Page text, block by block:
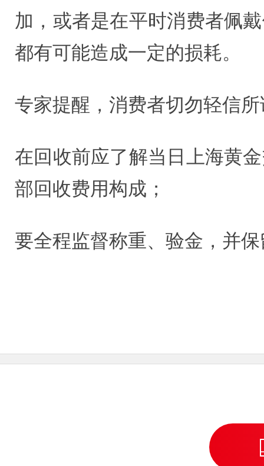
加，或者是在平时消费者佩
都有可能造成一定的损耗。
专家提醒，消费者切勿轻信
在回收前应了解当日上海黄
部回收费用构成；
要全程监督称重、验金，并